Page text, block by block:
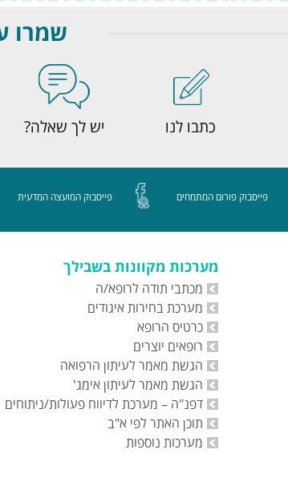
שמרו
כתבו לנו יש לך שאלה?
פייסבוק פורום המתמחים פייסבוק המועצה המדעית
מערכות מקוונות בשבילך
מכתבי תודה לרופא/ה
מערכת בחירות איגודים
כרטיס הרופא
רופאים יוצרים
הגשת מאמר לעיתון הרפואה
הגשת מאמר לעיתון אימג'
דפנ"ה – מערכת לדיווח פעולות/ניתוחים
תוכן האתר לפי א"ב
מערכות נוספות